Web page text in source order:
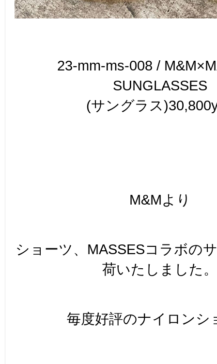
23-mm-ms-008 /
SUNGLASSES
(サングラス
M&Mより
ショーツ、MASSESコラボの
荷いたしました。
毎度好評のナイロンシ